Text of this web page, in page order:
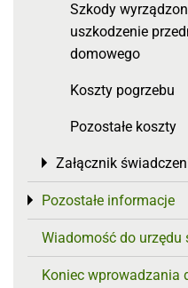
Szkody
uszkodzenie
domowego
Koszty pogrzebu
Pozostałe koszty
Załącznik
Toggle menu
Pozostałe informacje
Toggle menu
Wiadomość do urzędu
Koniec wprowadzania